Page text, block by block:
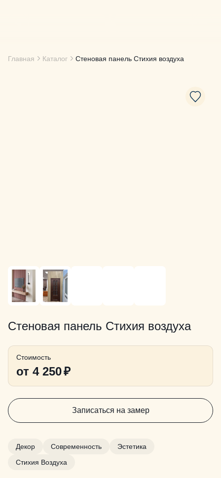
Главная Каталог Стеновая панель Стихия воздуха
Стеновая панель Стихия воздуха
Стоимость
от 4 250₽
Записаться на замер
Декор Современность
Эстетика
Стихия Воздуха